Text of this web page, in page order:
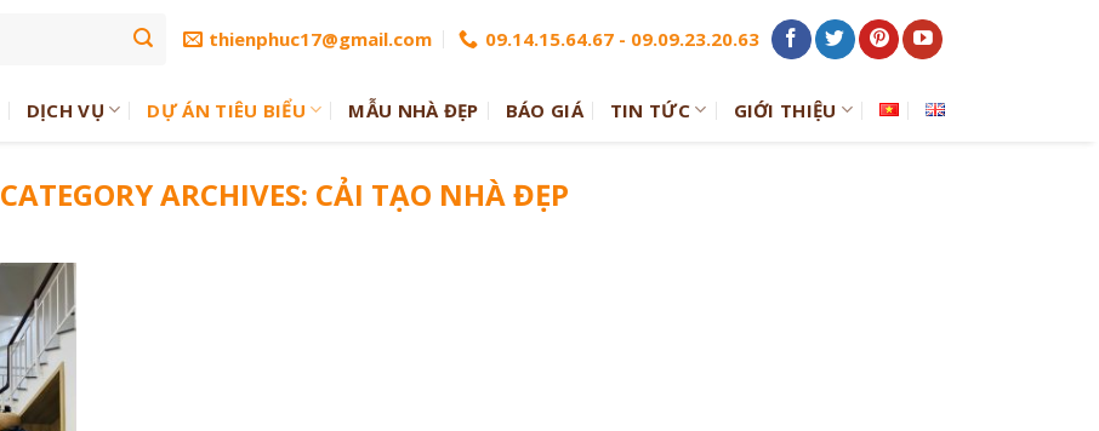
thienphuc17@gmail.com 09.14.15.64.67 - 09.09.23.20.63
DỊCH VỤ DỰ ÁN TIÊU BIỂU MẪU NHÀ ĐẸP BÁO GIÁ TIN TỨC GIỚI THIỆU
CATEGORY ARCHIVES: CẢI TẠO NHÀ ĐẸP